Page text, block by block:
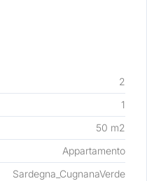
2
1
50 m2
Appartamento
Sardegna_CugnanaVerde